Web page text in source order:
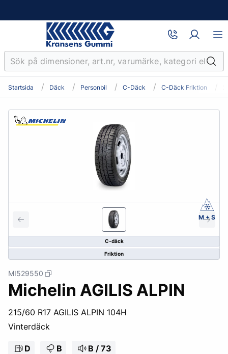
Startsida Däck Personbil C-Däck C-Däck Friktion
C-däck
Friktion
M + S
MI529550
Michelin AGILIS ALPIN
215/60 R17 AGILIS ALPIN 104H
Vinterdäck
D B B / 73